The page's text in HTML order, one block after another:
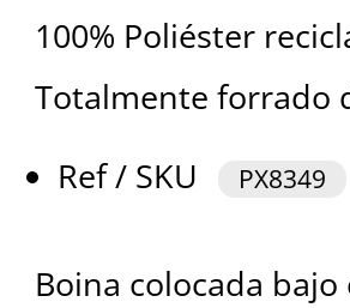
100% Poliéster
Totalmente forrado
Ref / SKU
PX8349
Boina colocada